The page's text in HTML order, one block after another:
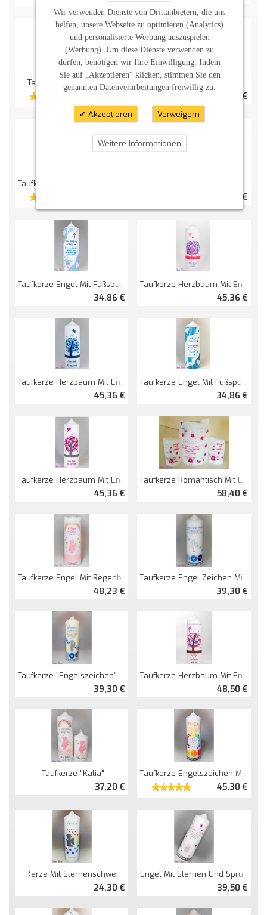
Taufkerze Engel Zeichen Taufkerze "3Engel"
33,00 €
Taufkerze "Engelszeichen" Mit Spruch Neu
33,00 €
Taufkerze Engel Mit Fußspuren
34,86 €
Taufkerze Herzbaum Mit Engel
45,36 €
Taufkerze Herzbaum Mit Engel
45,36 €
Taufkerze Engel Mit Fußspuren
34,86 €
Taufkerze Herzbaum Mit Engel
45,36 €
Taufkerze Romantisch Mit Engel Und Spruch + Teelichteinsatz
58,40 €
Taufkerze Engel Mit Regenbogen Und Spruch + Teelichteinsatz
48,23 €
Taufkerze Engel Zeichen Mit Spruch Und Sternchen
39,30 €
Taufkerze "Engelszeichen" Mit Spruch
39,30 €
Taufkerze Herzbaum Mit Engel Und Spruch
48,50 €
Taufkerze "Kalia"
37,20 €
Taufkerze Engelszeichen Mit Regenbogenfüsschen
45,30 €
Kerze Mit Sternenschweif
24,30 €
Engel Mit Sternen Und Spruch
39,50 €
Wir verwenden Dienste von Drittanbietern, die uns
helfen, unsere Webseite zu optimieren (Analytics)
und personalisierte Werbung auszuspielen
(Werbung). Um diese Dienste verwenden zu
dürfen, benötigen wir Ihre Einwilligung. Indem
Sie auf „Akzeptieren“ klicken, stimmen Sie den
genannten Datenverarbeitungen freiwillig zu.
Akzeptieren Verweigern
Weitere Informationen